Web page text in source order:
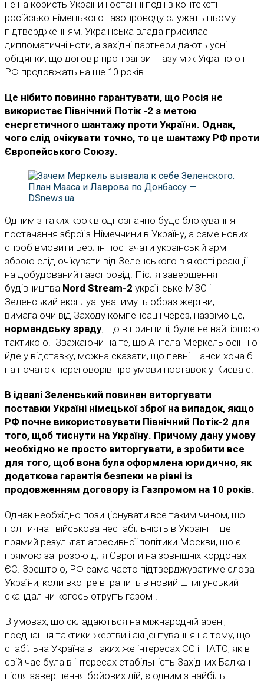
не на користь України і останні події в контексті
російсько-німецького газопроводу служать цьому
підтвердженням. Українська влада присилає
дипломатичні ноти, а західні партнери дають усні
обіцянки, що договір про транзит газу між Україною і
РФ продовжать на ще 10 років.
Це нібито повинно гарантувати, що Росія не
використає Північний Потік -2 з метою
енергетичного шантажу проти України. Однак,
чого слід очікувати точно, то це шантажу РФ проти
Європейського Союзу.
Одним з таких кроків однозначно буде блокування
постачання зброї з Німеччини в Україну, а саме нових
спроб вмовити Берлін постачати українській армії
зброю слід очікувати від Зеленського в якості реакції
на добудований газопровід. Після завершення
будівництва Nord Stream-2 українське МЗС і
Зеленський експлуатуватимуть образ жертви,
вимагаючи від Заходу компенсації через, назвімо це,
нормандську зраду, що в принципі, буде не найгіршою
тактикою. Зважаючи на те, що Ангела Меркель осінню
йде у відставку, можна сказати, що певні шанси хоча б
на початок переговорів про умови поставок у Києва є.
В ідеалі Зеленський повинен виторгувати
поставки Україні німецької зброї на випадок, якщо
РФ почне використовувати Північний Потік-2 для
того, щоб тиснути на Україну. Причому дану умову
необхідно не просто виторгувати, а зробити все
для того, щоб вона була оформлена юридично, як
додаткова гарантія безпеки на рівні із
продовженням договору із Газпромом на 10 років.
Однак необхідно позиціонувати все таким чином, що
політична і військова нестабільність в Україні – це
прямий результат агресивної політики Москви, що є
прямою загрозою для Європи на зовнішніх кордонах
ЄС. Зрештою, РФ сама часто підтверджуватиме слова
України, коли вкотре втрапить в новий шпигунський
скандал чи когось отруїть газом .
В умовах, що складаються на міжнародній арені,
поєднання тактики жертви і акцентування на тому, що
стабільна Україна в таких же інтересах ЄС і НАТО, як в
свій час була в інтересах стабільність Західних Балкан
після завершення бойових дій, є одним з найбільш